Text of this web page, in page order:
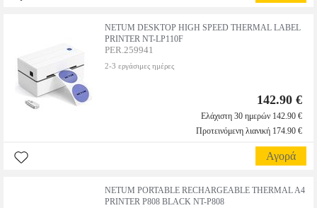
NETUM DESKTOP HIGH SPEED THERMAL LABEL
PRINTER NT-LP110F
PER.259941
2-3 εργάσιμες ημέρες
142.90 €
Ελάχιστη 30 ημερών 142.90 €
Προτεινόμενη λιανική 174.90 €
Αγορά
NETUM PORTABLE RECHARGEABLE THERMAL A4
PRINTER P808 BLACK NT-P808